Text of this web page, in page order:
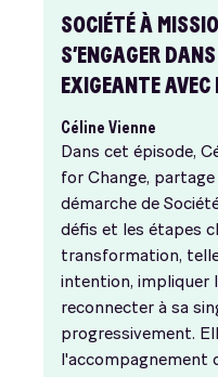
SOCIÉTÉ À
S’ENGAGER
EXIGEANTE
Céline Vienne
Dans cet épisode,
for Change,
démarche de
défis et les étapes
transformation,
intention, impliquer
reconnecter à sa
progressivement.
l'accompagnement